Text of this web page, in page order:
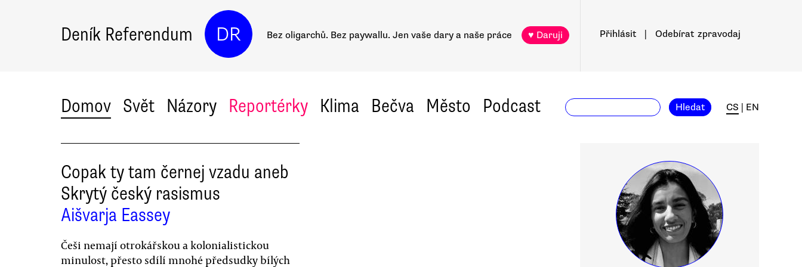
Deník Referendum DR Bez oligarchů. Bez paywallu. Jen vaše dary a naše práce ♥ Daruji Přihlásit Odebírat zpravodaj
Domov Svět Názory Reportérky Klima Bečva Město Podcast Hledat CS EN
Copak ty tam černej vzadu aneb
Skrytý český rasismus
Aišvarja Eassey
Češi nemají otrokářskou a kolonialistickou
minulost, přesto sdílí mnohé předsudky bílých